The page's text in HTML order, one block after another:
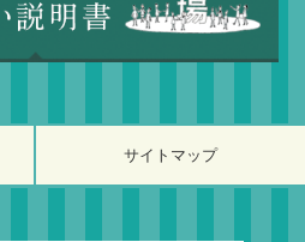
サイトマップ